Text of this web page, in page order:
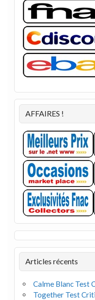
AFFAIRES !
Articles récents
Calme Blanc Test
Together Test